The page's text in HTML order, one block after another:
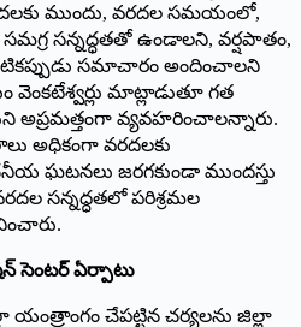
ముందు, వరదల సమయంలో,
సన్నద్ధతతో ఉండాలని, వర్షపాతం,
సమాచారం అందించాలని
మాట్లాడుతూ గత
అప్రమత్తంగా వ్యవహరించాలన్నారు.
అధికంగా వరదలకు
ఘటనలు జరగకుండా ముందస్తు
సన్నద్ధతలో పరిశ్రమల
సెంటర్ ఏర్పాటు
చేపట్టిన చర్యలను జిల్లా